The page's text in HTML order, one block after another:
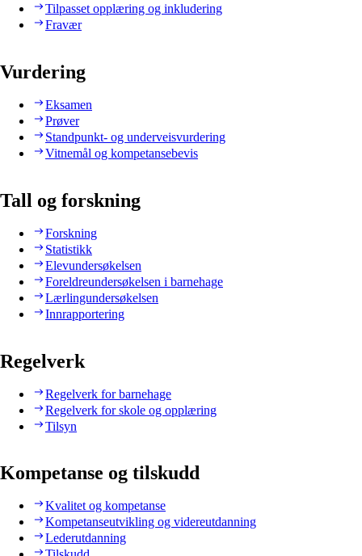
Tilpasset opplæring og inkludering
Fravær
Vurdering
Eksamen
Prøver
Standpunkt- og underveisvurdering
Vitnemål og kompetansebevis
Tall og forskning
Forskning
Statistikk
Elevundersøkelsen
Foreldreundersøkelsen i barnehage
Lærlingundersøkelsen
Innrapportering
Regelverk
Regelverk for barnehage
Regelverk for skole og opplæring
Tilsyn
Kompetanse og tilskudd
Kvalitet og kompetanse
Kompetanseutvikling og videreutdanning
Lederutdanning